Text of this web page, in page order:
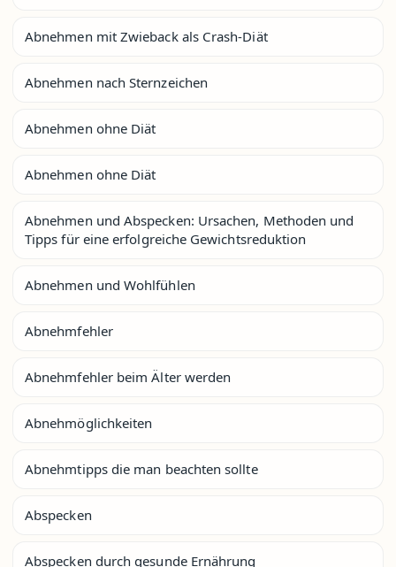
Abnehmen mit Zwieback als Crash-Diät
Abnehmen nach Sternzeichen
Abnehmen ohne Diät
Abnehmen ohne Diät
Abnehmen und Abspecken: Ursachen, Methoden und
Tipps für eine erfolgreiche Gewichtsreduktion
Abnehmen und Wohlfühlen
Abnehmfehler
Abnehmfehler beim Älter werden
Abnehmöglichkeiten
Abnehmtipps die man beachten sollte
Abspecken
Abspecken durch gesunde Ernährung